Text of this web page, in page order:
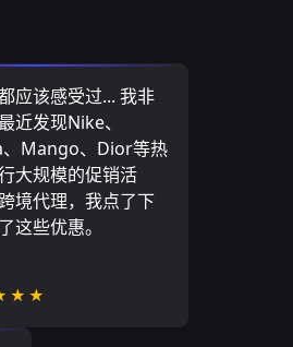
应该感受过... 我非
近发现Nike、
Mango、Dior等热
大规模的促销活
境代理，我点了下
这些优惠。